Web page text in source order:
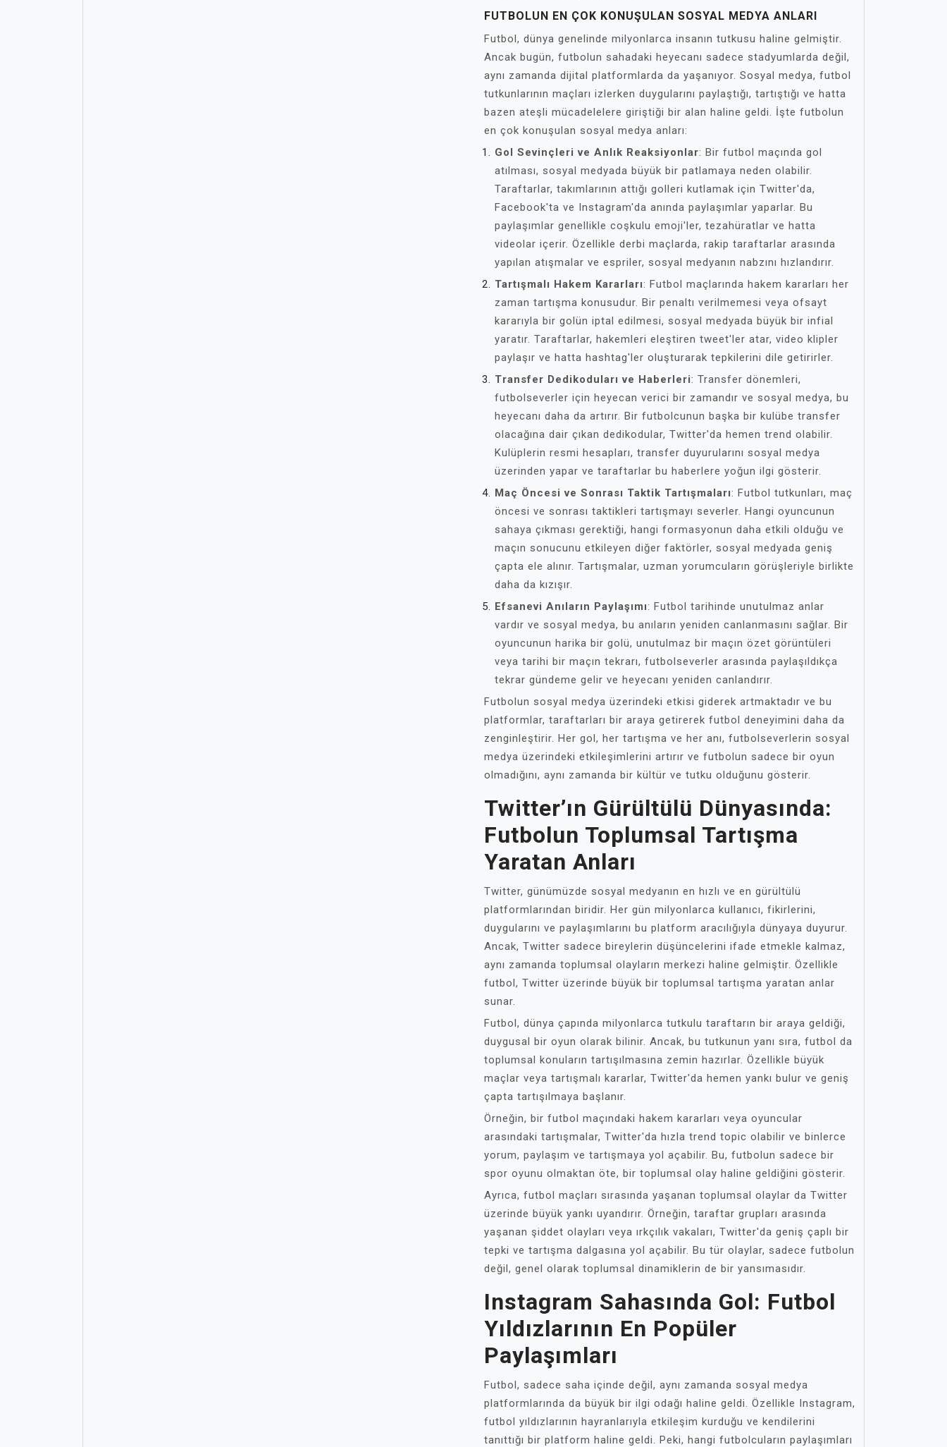
FUTBOLUN EN ÇOK KONUŞULAN SOSYAL MEDYA ANLARI
Futbol, dünya genelinde milyonlarca insanın tutkusu haline gelmiştir.
Ancak bugün, futbolun sahadaki heyecanı sadece stadyumlarda değil,
aynı zamanda dijital platformlarda da yaşanıyor. Sosyal medya, futbol
tutkunlarının maçları izlerken duygularını paylaştığı, tartıştığı ve hatta
bazen ateşli mücadelelere giriştiği bir alan haline geldi. İşte futbolun
en çok konuşulan sosyal medya anları:
Gol Sevinçleri ve Anlık Reaksiyonlar: Bir futbol maçında gol
atılması, sosyal medyada büyük bir patlamaya neden olabilir.
Taraftarlar, takımlarının attığı golleri kutlamak için Twitter'da,
Facebook'ta ve Instagram'da anında paylaşımlar yaparlar. Bu
paylaşımlar genellikle coşkulu emoji'ler, tezahüratlar ve hatta
videolar içerir. Özellikle derbi maçlarda, rakip taraftarlar arasında
yapılan atışmalar ve espriler, sosyal medyanın nabzını hızlandırır.
Tartışmalı Hakem Kararları: Futbol maçlarında hakem kararları her
zaman tartışma konusudur. Bir penaltı verilmemesi veya ofsayt
kararıyla bir golün iptal edilmesi, sosyal medyada büyük bir infial
yaratır. Taraftarlar, hakemleri eleştiren tweet'ler atar, video klipler
paylaşır ve hatta hashtag'ler oluşturarak tepkilerini dile getirirler.
Transfer Dedikoduları ve Haberleri: Transfer dönemleri,
futbolseverler için heyecan verici bir zamandır ve sosyal medya, bu
heyecanı daha da artırır. Bir futbolcunun başka bir kulübe transfer
olacağına dair çıkan dedikodular, Twitter'da hemen trend olabilir.
Kulüplerin resmi hesapları, transfer duyurularını sosyal medya
üzerinden yapar ve taraftarlar bu haberlere yoğun ilgi gösterir.
Maç Öncesi ve Sonrası Taktik Tartışmaları: Futbol tutkunları, maç
öncesi ve sonrası taktikleri tartışmayı severler. Hangi oyuncunun
sahaya çıkması gerektiği, hangi formasyonun daha etkili olduğu ve
maçın sonucunu etkileyen diğer faktörler, sosyal medyada geniş
çapta ele alınır. Tartışmalar, uzman yorumcuların görüşleriyle birlikte
daha da kızışır.
Efsanevi Anıların Paylaşımı: Futbol tarihinde unutulmaz anlar
vardır ve sosyal medya, bu anıların yeniden canlanmasını sağlar. Bir
oyuncunun harika bir golü, unutulmaz bir maçın özet görüntüleri
veya tarihi bir maçın tekrarı, futbolseverler arasında paylaşıldıkça
tekrar gündeme gelir ve heyecanı yeniden canlandırır.
Futbolun sosyal medya üzerindeki etkisi giderek artmaktadır ve bu
platformlar, taraftarları bir araya getirerek futbol deneyimini daha da
zenginleştirir. Her gol, her tartışma ve her anı, futbolseverlerin sosyal
medya üzerindeki etkileşimlerini artırır ve futbolun sadece bir oyun
olmadığını, aynı zamanda bir kültür ve tutku olduğunu gösterir.
Twitter’ın Gürültülü Dünyasında:
Futbolun Toplumsal Tartışma
Yaratan Anları
Twitter, günümüzde sosyal medyanın en hızlı ve en gürültülü
platformlarından biridir. Her gün milyonlarca kullanıcı, fikirlerini,
duygularını ve paylaşımlarını bu platform aracılığıyla dünyaya duyurur.
Ancak, Twitter sadece bireylerin düşüncelerini ifade etmekle kalmaz,
aynı zamanda toplumsal olayların merkezi haline gelmiştir. Özellikle
futbol, Twitter üzerinde büyük bir toplumsal tartışma yaratan anlar
sunar.
Futbol, dünya çapında milyonlarca tutkulu taraftarın bir araya geldiği,
duygusal bir oyun olarak bilinir. Ancak, bu tutkunun yanı sıra, futbol da
toplumsal konuların tartışılmasına zemin hazırlar. Özellikle büyük
maçlar veya tartışmalı kararlar, Twitter'da hemen yankı bulur ve geniş
çapta tartışılmaya başlanır.
Örneğin, bir futbol maçındaki hakem kararları veya oyuncular
arasındaki tartışmalar, Twitter'da hızla trend topic olabilir ve binlerce
yorum, paylaşım ve tartışmaya yol açabilir. Bu, futbolun sadece bir
spor oyunu olmaktan öte, bir toplumsal olay haline geldiğini gösterir.
Ayrıca, futbol maçları sırasında yaşanan toplumsal olaylar da Twitter
üzerinde büyük yankı uyandırır. Örneğin, taraftar grupları arasında
yaşanan şiddet olayları veya ırkçılık vakaları, Twitter'da geniş çaplı bir
tepki ve tartışma dalgasına yol açabilir. Bu tür olaylar, sadece futbolun
değil, genel olarak toplumsal dinamiklerin de bir yansımasıdır.
Instagram Sahasında Gol: Futbol
Yıldızlarının En Popüler
Paylaşımları
Futbol, sadece saha içinde değil, aynı zamanda sosyal medya
platformlarında da büyük bir ilgi odağı haline geldi. Özellikle Instagram,
futbol yıldızlarının hayranlarıyla etkileşim kurduğu ve kendilerini
tanıttığı bir platform haline geldi. Peki, hangi futbolcuların paylaşımları